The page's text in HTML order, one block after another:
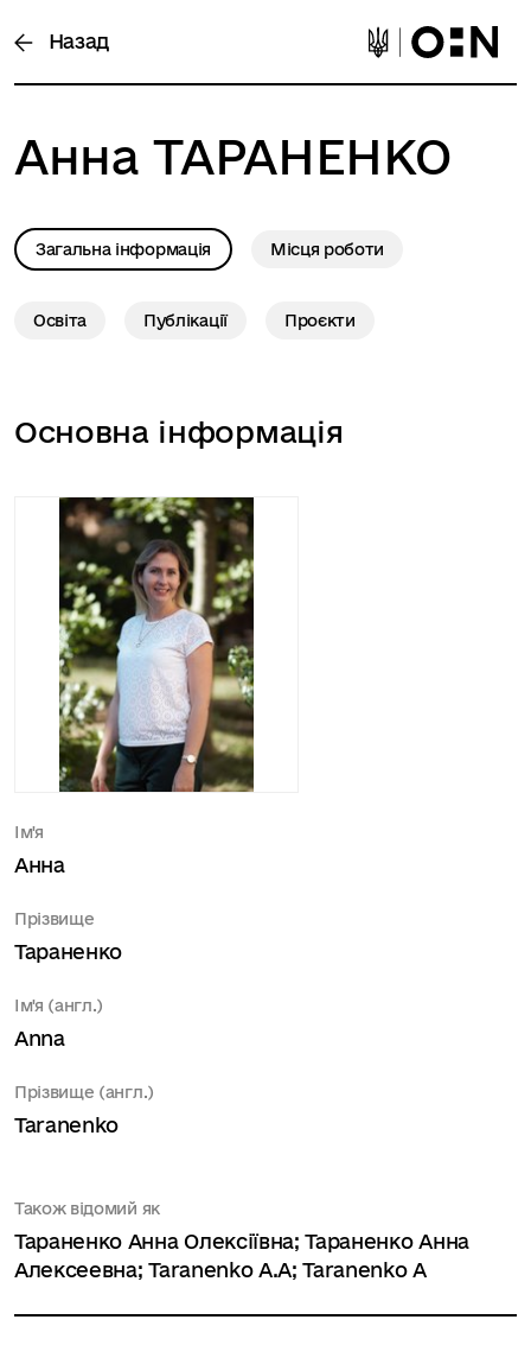
Назад
АннаТАРАНЕНКО
Загальна інформація Місця роботи
Освіта Публікації Проєкти
Основна інформація
Ім'я
Анна
Прізвище
Тараненко
Ім'я (англ.)
Anna
Прізвище (англ.)
Taranenko
Також відомий як
Тараненко Анна Олексіївна; Тараненко Анна
Алексеевна; Taranenko A.A; Taranenko A